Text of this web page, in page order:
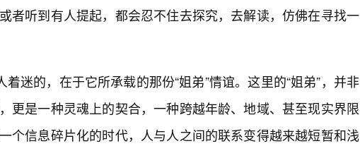
者听到有人提起，都会忍不住去探究，去解读，仿佛在寻找一
着迷的，在于它所承载的那份“姐弟”情谊。这里的“姐弟”，并非
更是一种灵魂上的契合，一种跨越年龄、地域、甚至现实界限
个信息碎片化的时代，人与人之间的联系变得越来越短暂和浅